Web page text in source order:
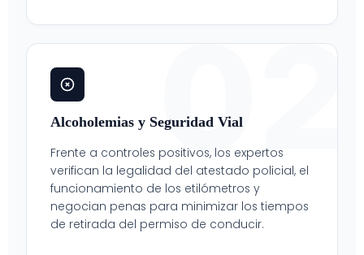
02
Alcoholemias y Seguridad Vial
Frente a controles positivos, los expertos
verifican la legalidad del atestado policial, el
funcionamiento de los etilómetros y
negocian penas para minimizar los tiempos
de retirada del permiso de conducir.